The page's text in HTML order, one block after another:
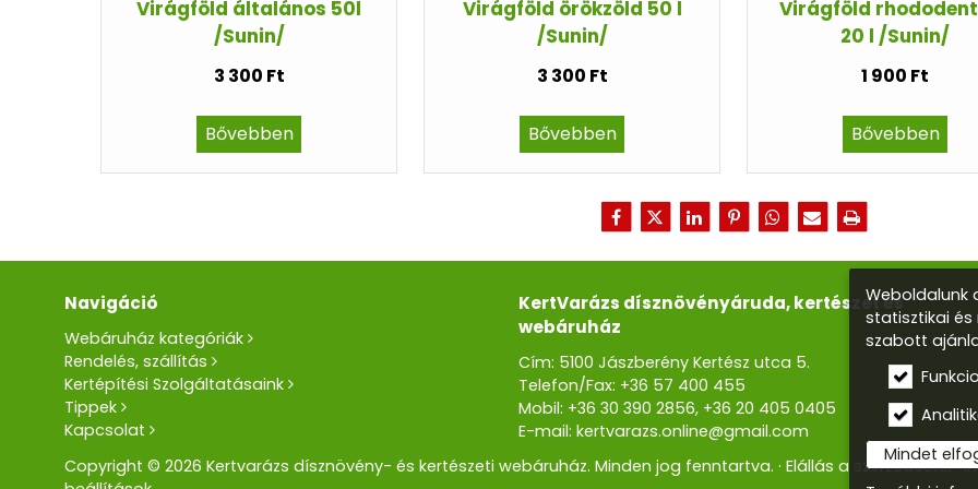
Virágföld általános 50l
/Sunin/
3 300 Ft
Bővebben
Virágföld örökzöld 50 l
/Sunin/
3 300 Ft
Bővebben
Virágföld
20 l /Sunin/
1 900 Ft
Bővebben
Navigáció
Webáruház kategóriák
Rendelés, szállítás
Kertépítési Szolgáltatásaink
Tippek
Kapcsolat
KertVarázs dísznövényáruda, kertészet és
webáruház
Cím: 5100 Jászberény Kertész utca 5.
Telefon/Fax: +36 57 400 455
Mobil: +36 30 390 2856, +36 20 405 0405
E-mail: kertvarazs.online@gmail.com
Copyright © 2026 Kertvarázs dísznövény- és kertészeti webáruház. Minden jog fenntartva. Elállás a szerződéstől
Weboldalunk
statisztikai
szabott
Mindet